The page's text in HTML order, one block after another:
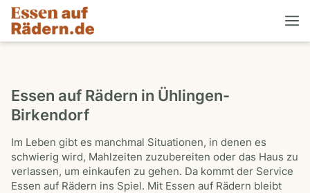
Essen auf Rädern in Ühlingen-
Birkendorf
Im Leben gibt es manchmal Situationen, in denen es
schwierig wird, Mahlzeiten zuzubereiten oder das Haus zu
verlassen, um einkaufen zu gehen. Da kommt der Service
Essen auf Rädern ins Spiel. Mit Essen auf Rädern bleibt